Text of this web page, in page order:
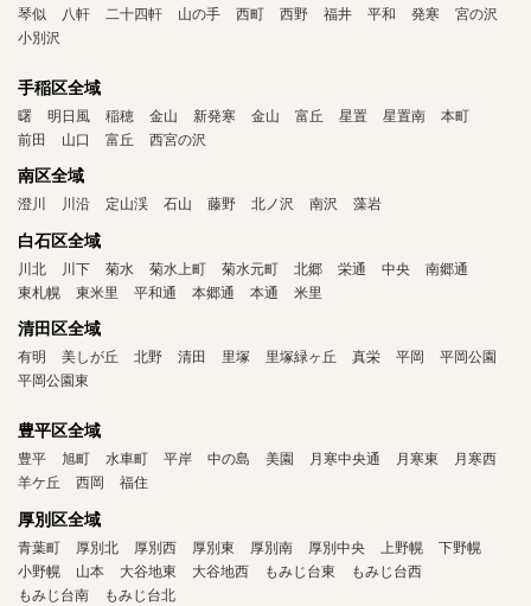
琴似 八軒 二十四軒 山の手 西町 西野 福井 平和 発寒
宮の沢
小別沢
手稲区全域
曙 明日風 稲穂 金山 新発寒 金山 富丘 星置 星置南
本町
前田
山口 富丘 西宮の沢
南区全域
澄川 川沿 定山渓 石山 藤野 北ノ沢 南沢 藻岩
白石区全域
川北 川下 菊水 菊水上町 菊水元町 北郷 栄通 中央
南郷通
東札幌
東米里 平和通 本郷通 本通 米里
清田区全域
有明 美しが丘 北野 清田 里塚 里塚緑ヶ丘 真栄 平岡
平岡公園
平岡公園東
豊平区全域
豊平 旭町 水車町 平岸 中の島 美園 月寒中央通 月寒東
月寒西
羊ケ丘
西岡 福住
厚別区全域
青葉町 厚別北 厚別西 厚別東 厚別南 厚別中央 上野幌
下野幌
小野幌
山本 大谷地東 大谷地西 もみじ台東
もみじ台西
もみじ台南
もみじ台北